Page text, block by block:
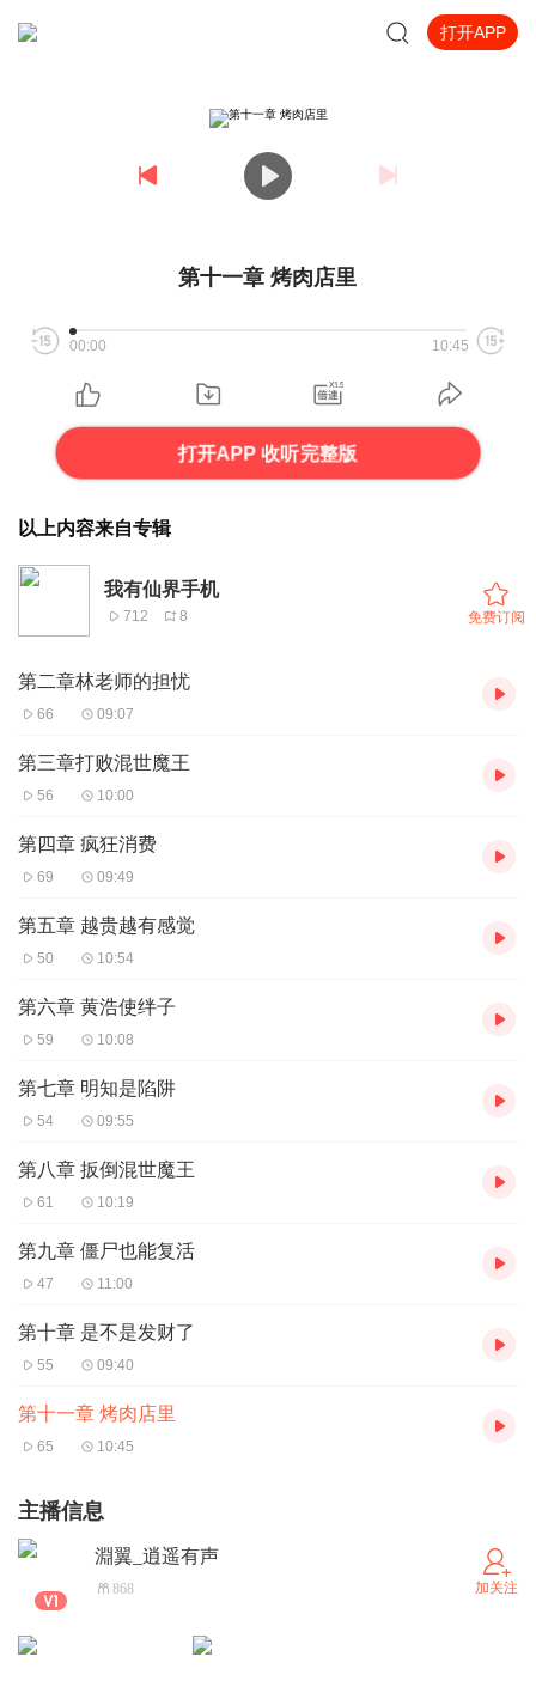
打开APP
第十一章 烤肉店里
00:00 10:45
打开APP 收听完整版
以上内容来自专辑
我有仙界手机
712 8 免费订阅
第二章林老师的担忧
66 09:07
第三章打败混世魔王
56 10:00
第四章 疯狂消费
69 09:49
第五章 越贵越有感觉
50 10:54
第六章 黄浩使绊子
59 10:08
第七章 明知是陷阱
54 09:55
第八章 扳倒混世魔王
61 10:19
第九章 僵尸也能复活
47 11:00
第十章 是不是发财了
55 09:40
第十一章 烤肉店里
65 10:45
主播信息
淵翼_逍遥有声
868 加关注